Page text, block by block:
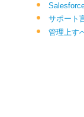
サポート
管理上す